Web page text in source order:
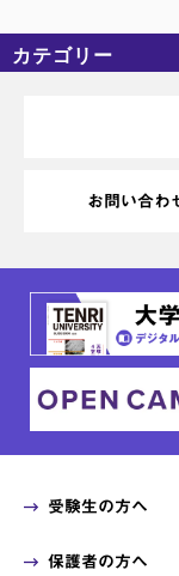
カテゴリー
お問い合わ
受験生の方へ
保護者の方へ